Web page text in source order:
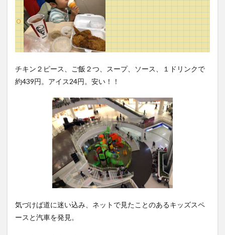
チキン２ピース、ご飯２つ、スープ、ソース、１ドリンクで
約439円。アイス24円。安い！！
気づけば道に迷い込み、ネットで見たことのあるキッズスペ
ースと汽車を発見。